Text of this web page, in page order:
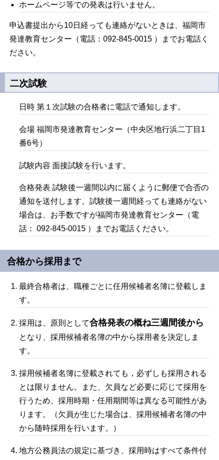
ホームページ等での発表は行いません。
申込書提出から10日経っても連絡がないときは、福岡市
発達教育センター（電話：092-845-0015 ）までお電話く
ださい。
二次試験
日時 第１次試験の合格者に電話で通知します。
会場 福岡市発達教育センター（中央区地行浜二丁目1
番6号）
試験内容 面接試験を行います。
合格発表 試験後一週間以内に届くように郵便で合否の
通知を送付します。試験後一週間経っても連絡がない
場合は、お手数ですが福岡市発達教育センター（電
話： 092-845-0015 ）までお電話ください。
合格から採用まで
最終合格者は、職種ごとに任用候補者名簿に登載しま
す。
採用は、原則として合格発表の概ね三週間後から
となり、採用候補者名簿の中から採用者を決定しま
す。
採用候補者名簿に登載されても，必ずしも採用される
とは限りません。また、欠員など必要に応じて採用を
行うため、採用時期・任用期間等は異なる可能性があ
ります。（欠員が生じた場合は、採用候補者名簿の中
から随時採用を行います。）
地方公務員法の規定に基づき、採用時はすべて条件付